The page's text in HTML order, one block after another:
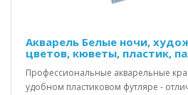
Акварель Белые ночи,
цветов, кюветы, пластик,
Профессиональные акварельные
удобном пластиковом футляре -